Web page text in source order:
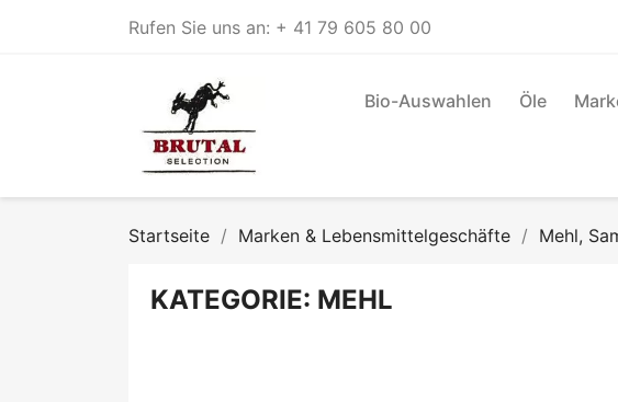
Rufen Sie uns an: + 41 79 605 80 00
Bio-Auswahlen Öle
Startseite Marken & Lebensmittelgeschäfte Mehl,
KATEGORIE: MEHL